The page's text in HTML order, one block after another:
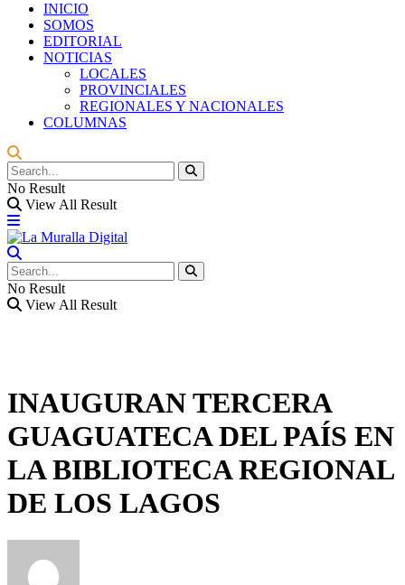
INICIO
SOMOS
EDITORIAL
NOTICIAS
LOCALES
PROVINCIALES
REGIONALES Y NACIONALES
COLUMNAS
No Result
View All Result
No Result
View All Result
INAUGURAN TERCERA
GUAGUATECA DEL PAÍS EN
LA BIBLIOTECA REGIONAL
DE LOS LAGOS